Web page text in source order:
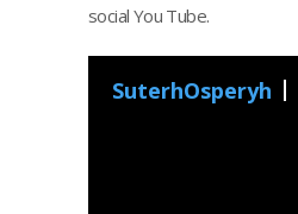
social You Tube.
SuterhOsperyh